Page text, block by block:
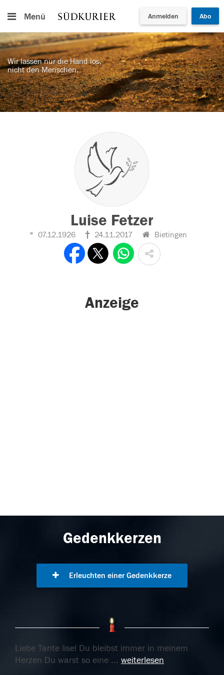
Menü Anmelden Abo
Wir lassen nur die Hand los,
nicht den Menschen.
Luise Fetzer
07.12.1926 24.11.2017 Bietingen
Anzeige
Gedenkkerzen
Erleuchten einer Gedenkkerze
Liebe Tante lisel Du bleibst immer in meinem
Herzen Du warst so eine ... weiterlesen